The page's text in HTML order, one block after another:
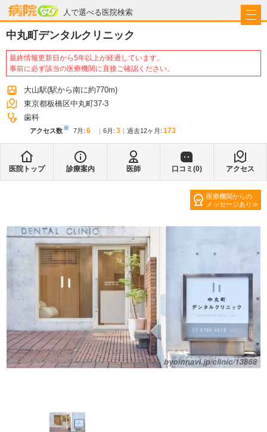
人で選べる医院検索
病院なび
中丸町デンタルクリニック
最終情報更新日から5年以上が経過しています。
事前に必ず該当の医療機関に直接ご確認ください。
大山駅(駅から南に約770m)
東京都板橋区中丸町37-3
歯科
アクセス数※ 7月 : 6 6月 : 3 過去12ヶ月: 173
医院トップ 診療案内 医師 口コミ(0) アクセス
医療機関からの
メッセージあり